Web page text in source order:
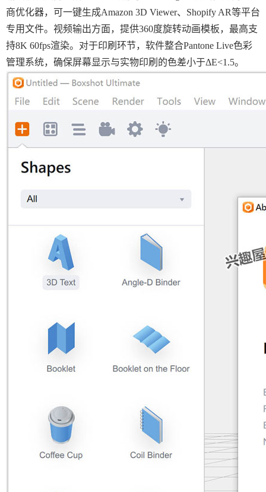
商优化器，可一键生成Amazon 3D Viewer、Shopify AR等平台
专用文件。视频输出方面，提供360度旋转动画模板，最高支
持8K 60fps渲染。对于印刷环节，软件整合Pantone Live色彩
管理系统，确保屏幕显示与实物印刷的色差小于ΔE<1.5。